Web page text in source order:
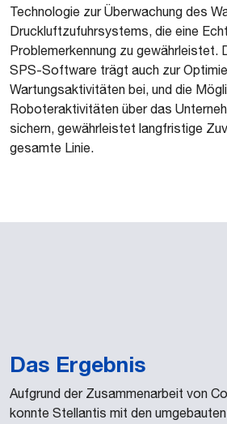
Technologie zur Überwachung des
Druckluftzufuhrsystems, die eine
Problemerkennung zu gewährleistet.
SPS-Software trägt auch zur
Wartungsaktivitäten bei, und die
Roboteraktivitäten über das
sichern, gewährleistet langfristige
gesamte Linie.
Das Ergebnis
Aufgrund der Zusammenarbeit von
konnte Stellantis mit den